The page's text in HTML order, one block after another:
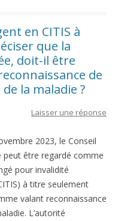
en CITIS à
que la
doit-il être
de
la maladie ?
Laisser une réponse
2023, le Conseil
peut être regardé comme
pour invalidité
à titre seulement
valant reconnaissance
L’autorité